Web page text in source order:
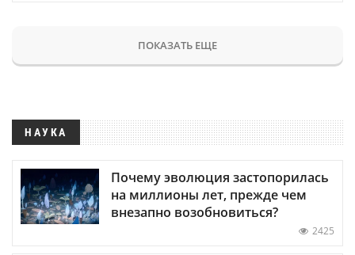
ПОКАЗАТЬ ЕЩЕ
НАУКА
Почему эволюция застопорилась
на миллионы лет, прежде чем
внезапно возобновиться?
2425